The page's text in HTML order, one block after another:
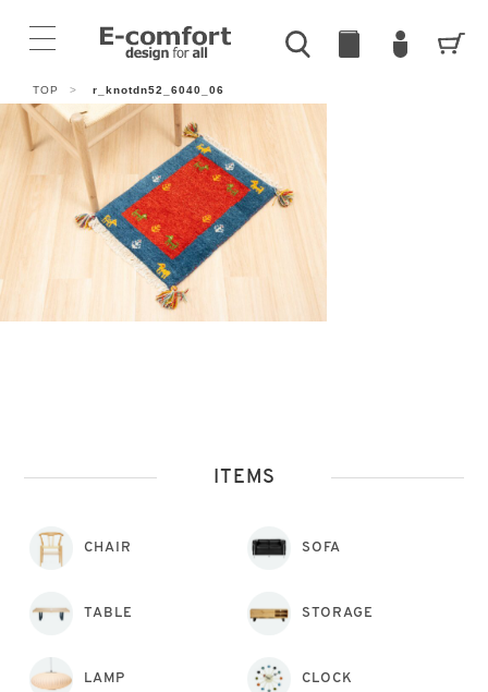
TOP > r_knotdn52_6040_06
ITEMS
CHAIR SOFA
TABLE STORAGE
LAMP CLOCK